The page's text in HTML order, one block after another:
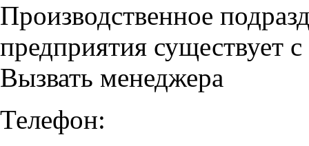
Производственное
предприятия существует
Вызвать менеджера
Телефон: